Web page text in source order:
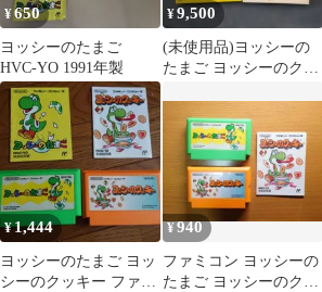
¥650
ヨッシーのたまご
HVC-YO 1991年製
¥9,500
(未使用品)ヨッシーの
たまご ヨッシーのクッ
¥1,444
ヨッシーのたまご ヨッ
シーのクッキー ファミ
¥940
ファミコン ヨッシーの
たまご ヨッシーのクッ